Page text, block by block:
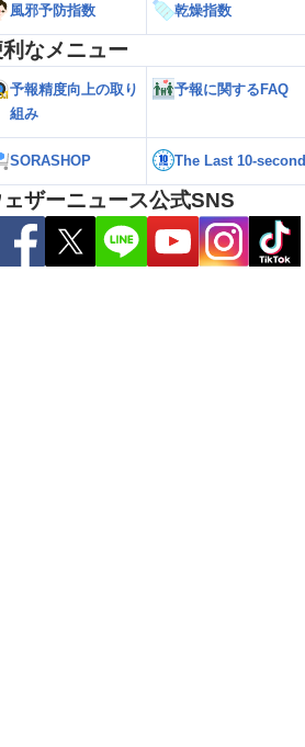
風邪予防指数 乾燥指数
なメニュー
予報精度向上の取り
組み
予報に関するFAQ
SORASHOP The Last 10-second
ェザーニュース公式SNS